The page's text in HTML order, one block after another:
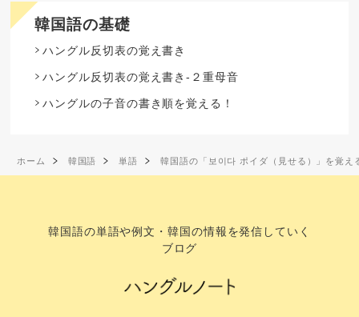
韓国語の基礎
ハングル反切表の覚え書き
ハングル反切表の覚え書き-２重母音
ハングルの子音の書き順を覚える！
ホーム 韓国語 単語 韓国語の「보이다 ポイダ（見せる）」を覚え
韓国語の単語や例文・韓国の情報を発信していく
ブログ